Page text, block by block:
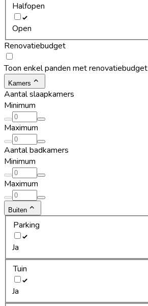
Halfopen
Open
Renovatiebudget
Toon enkel panden met renovatiebudget
Kamers
Aantal slaapkamers
Minimum
Maximum
Aantal badkamers
Minimum
Maximum
Buiten
Parking
Ja
Tuin
Ja